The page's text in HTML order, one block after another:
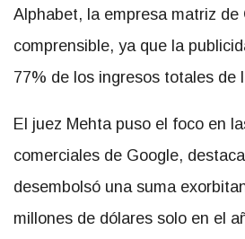
Alphabet, la empresa matriz de
comprensible, ya que la
77% de los ingresos totales de
El juez Mehta puso el foco en
comerciales de Google,
desembolsó una suma
millones de dólares solo en el